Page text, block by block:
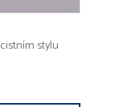
stylu